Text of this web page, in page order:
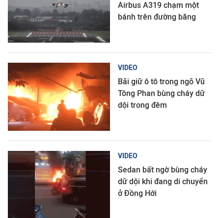
Airbus A319 chạm một
bánh trên đường băng
VIDEO
Bãi giữ ô tô trong ngõ Vũ
Tông Phan bùng cháy dữ
dội trong đêm
VIDEO
Sedan bất ngờ bùng cháy
dữ dội khi đang di chuyển
ở Đồng Hới